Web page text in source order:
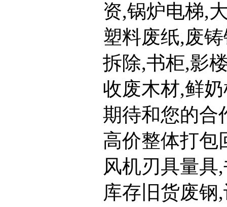
资,锅炉电梯,
塑料废纸,废
拆除,书柜,影
收废木材,鲜
期待和您的合
高价整体打包
风机刃具量具
库存旧货废钢